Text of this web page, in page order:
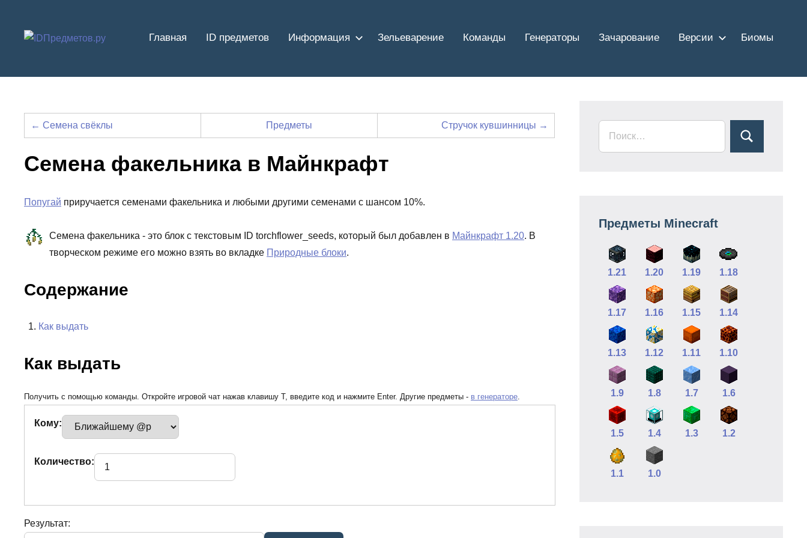
содержимому
Главная ID предметов Информация Зельеварение Команды Генераторы Зачарование Версии Биомы
← Семена свёклы Предметы Стручок кувшинницы →
Семена факельника в Майнкрафт
Попугай приручается семенами факельника и любыми другими семенами с шансом 10%.
Семена факельника - это блок с текстовым ID torchflower_seeds, который был добавлен в Майнкрафт 1.20. В
творческом режиме его можно взять во вкладке Природные блоки.
Содержание
Как выдать
Как выдать
Получить с помощью команды. Откройте игровой чат нажав клавишу T, введите код и нажмите Enter. Другие предметы - в генераторе
Кому:
Количество:
Результат:
Предметы Minecraft
1.21 1.20 1.19 1.18
1.17 1.16 1.15 1.14
1.13 1.12 1.11 1.10
1.9 1.8 1.7 1.6
1.5 1.4 1.3 1.2
1.1 1.0